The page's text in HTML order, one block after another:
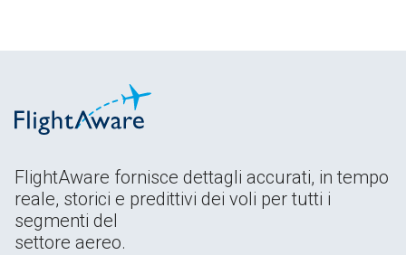
FlightAware fornisce dettagli accurati, in tempo
reale, storici e predittivi dei voli per tutti i
segmenti del
settore aereo.